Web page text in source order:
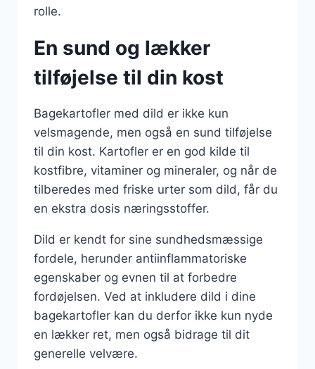
rolle.
En sund og lækker
tilføjelse til din kost
Bagekartofler med dild er ikke kun
velsmagende, men også en sund tilføjelse
til din kost. Kartofler er en god kilde til
kostfibre, vitaminer og mineraler, og når de
tilberedes med friske urter som dild, får du
en ekstra dosis næringsstoffer.
Dild er kendt for sine sundhedsmæssige
fordele, herunder antiinflammatoriske
egenskaber og evnen til at forbedre
fordøjelsen. Ved at inkludere dild i dine
bagekartofler kan du derfor ikke kun nyde
en lækker ret, men også bidrage til dit
generelle velvære.